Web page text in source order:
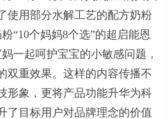
使用部分水解工艺的配方奶粉
“10个妈妈8个选”的超启能恩
一起呵护宝宝的小敏感问题，
双重效果。这样的内容传播不
形象，更将产品功能升华为科
了目标用户对品牌理念的价值